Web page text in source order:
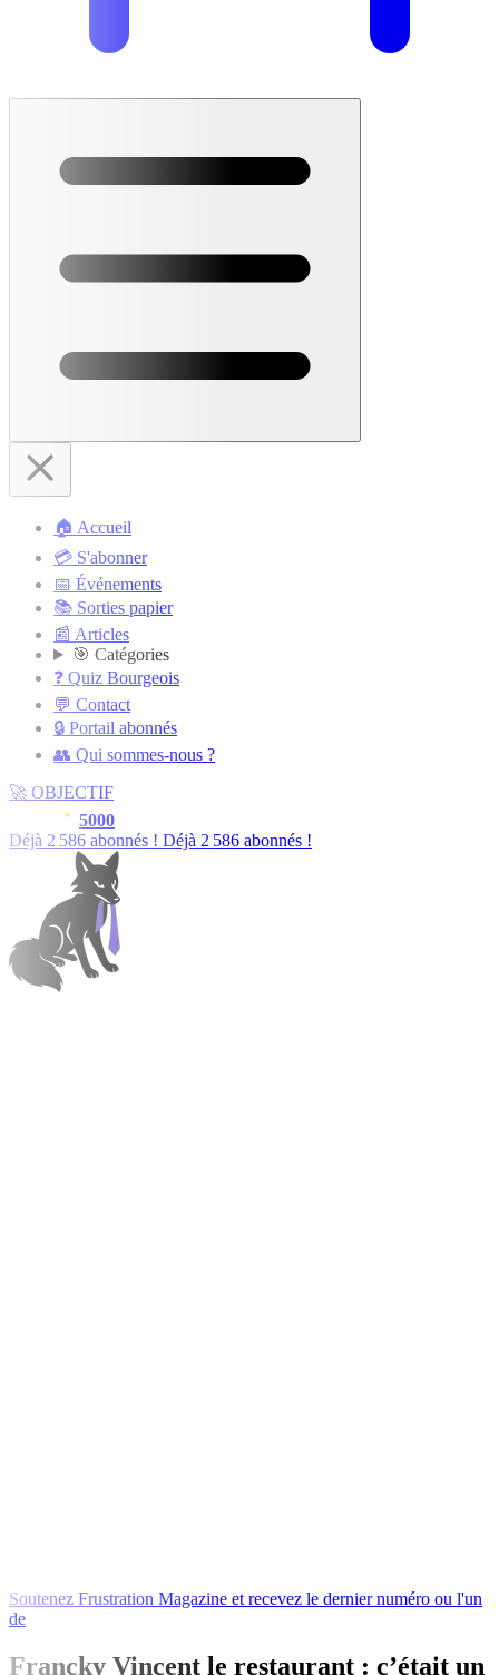
🏠 Accueil
💳 S'abonner
📅 Événements
📚 Sorties papier
📰 Articles
🎯 Catégories
❓ Quiz Bourgeois
💬 Contact
🔒 Portail abonnés
👥 Qui sommes-nous ?
🚀 OBJECTIF
5000
Déjà 2 588 abonnés ! Déjà 2 588 abonnés !
Soutenez Frustration Magazine et recevez le dernier numéro ou l'un
de
Francky Vincent le restaurant : c’était un